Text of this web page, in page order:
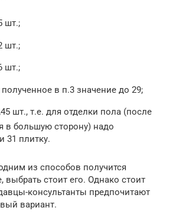
шт.;
шт.;
шт.;
в п.3 значение до 29;
шт., т.е. для отделки пола (после
в большую сторону) надо
31 плитку.
из способов получится
выбрать стоит его. Однако стоит
консультанты предпочитают
вариант.